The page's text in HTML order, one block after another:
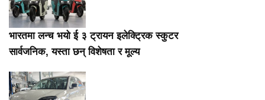
भारतमा लन्च भयो ई ३ ट्रायन इलेक्ट्रिक स्कुटर
सार्वजनिक, यस्ता छन् विशेषता र मूल्य